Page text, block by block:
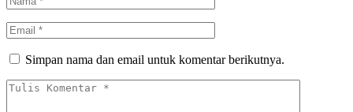
Simpan nama dan email untuk komentar berikutnya.